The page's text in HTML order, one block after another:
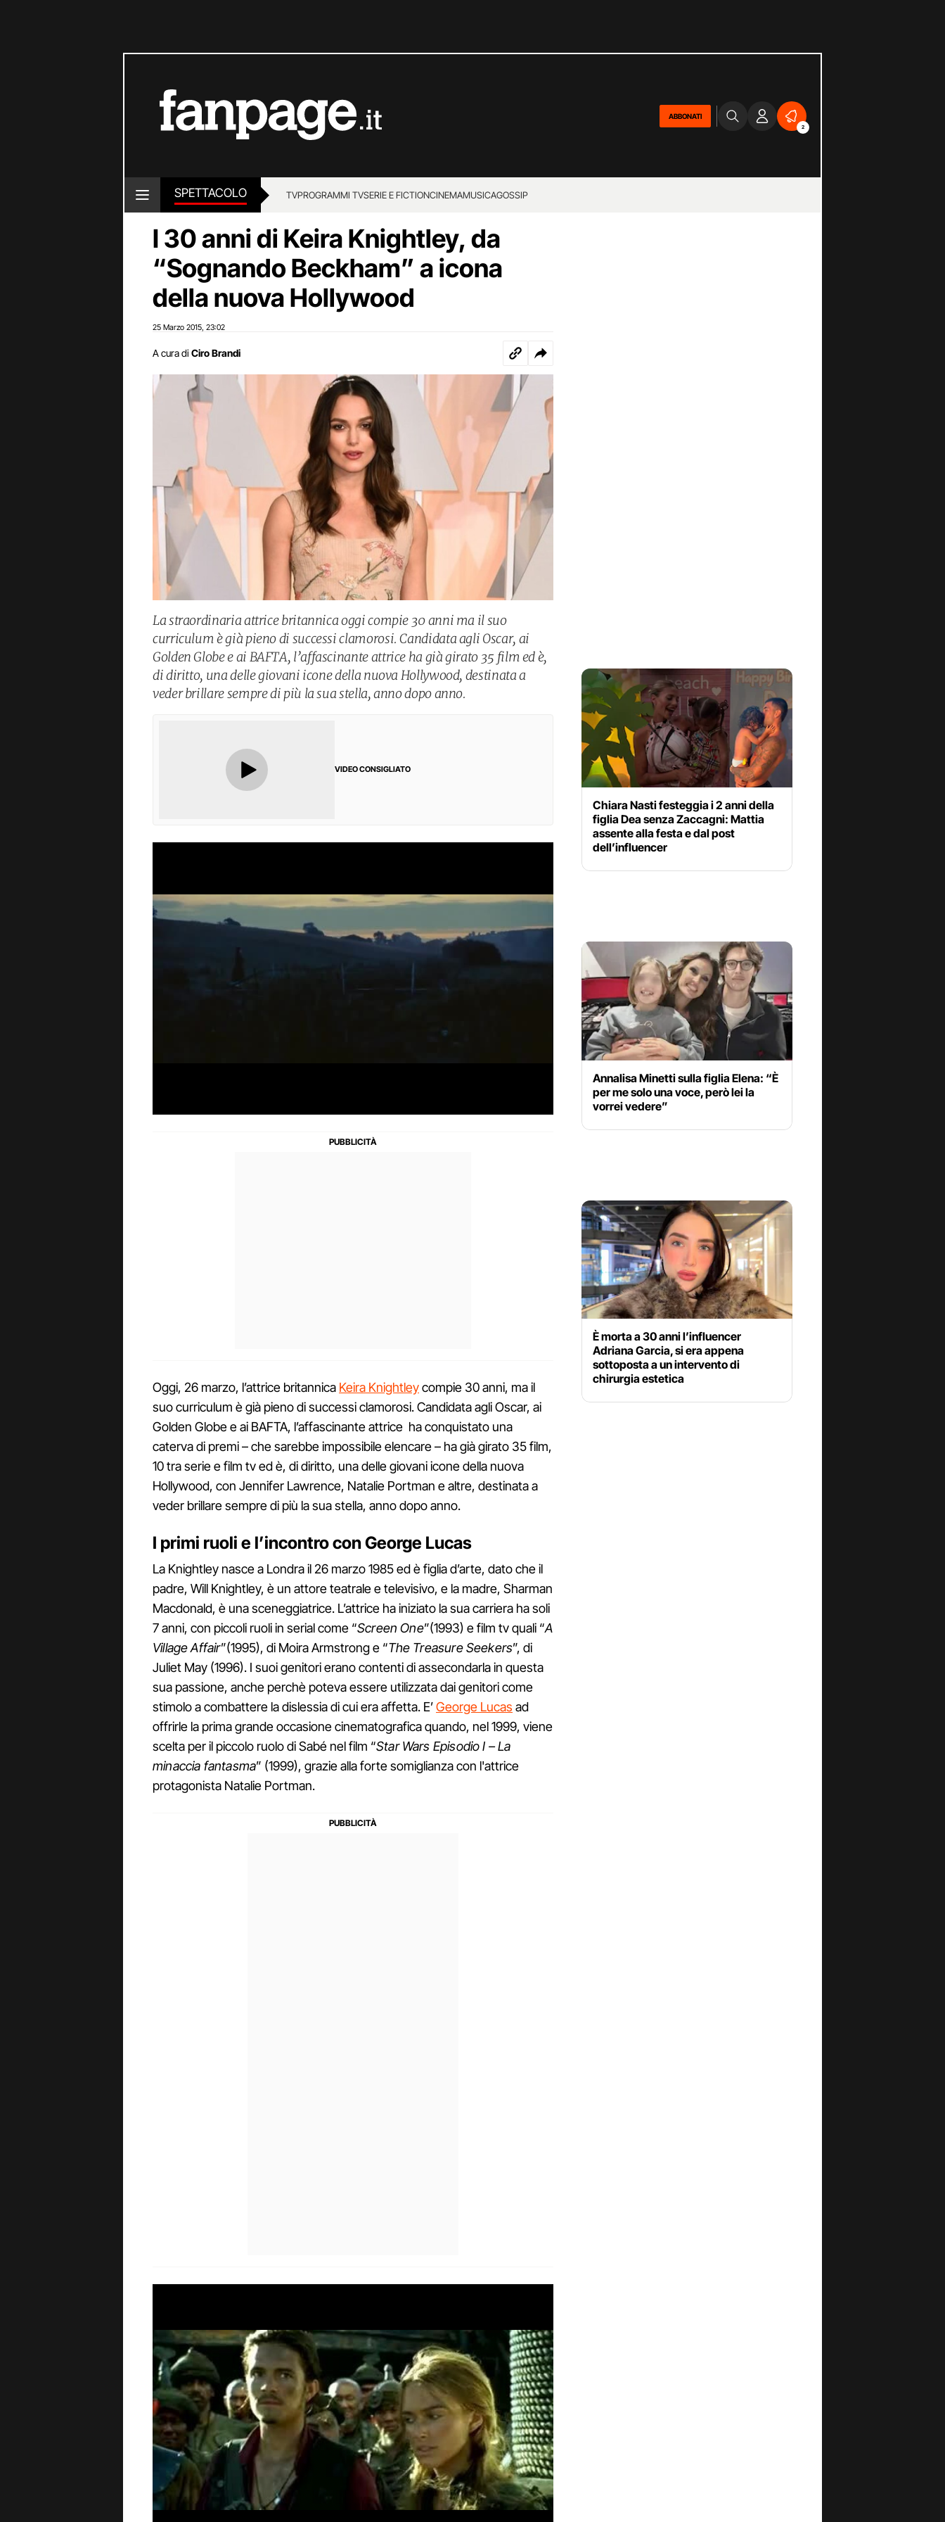
ABBONATI
2
SPETTACOLO TVPROGRAMMI TVSERIE E FICTIONCINEMAMUSICAGOSSIP
I 30 anni di Keira Knightley, da
“Sognando Beckham” a icona
della nuova Hollywood
25 Marzo 2015 23:02
A cura di Ciro Brandi
La straordinaria attrice britannica oggi compie 30 anni ma il suo
curriculum è già pieno di successi clamorosi. Candidata agli Oscar, ai
Golden Globe e ai BAFTA, l’affascinante attrice ha già girato 35 film ed è,
di diritto, una delle giovani icone della nuova Hollywood, destinata a
veder brillare sempre di più la sua stella, anno dopo anno.
VIDEO CONSIGLIATO
Oggi, 26 marzo, l’attrice britannica Keira Knightleycompie 30 anni, ma il
suo curriculum è già pieno di successi clamorosi. Candidata agli Oscar, ai
Golden Globe e ai BAFTA, l’affascinante attrice ha conquistato una
caterva di premi – che sarebbe impossibile elencare – ha già girato 35 film,
10 tra serie e film tv ed è, di diritto, una delle giovani icone della nuova
Hollywood, con Jennifer Lawrence, Natalie Portman e altre, destinata a
veder brillare sempre di più la sua stella, anno dopo anno.
I primi ruoli e l’incontro con George Lucas
La Knightley nasce a Londra il 26 marzo 1985 ed è figlia d’arte, dato che il
padre, Will Knightley, è un attore teatrale e televisivo, e la madre, Sharman
Macdonald, è una sceneggiatrice. L’attrice ha iniziato la sua carriera ha soli
7 anni, con piccoli ruoli in serial come “Screen One”(1993) e film tv quali “A
Village Affair”(1995), di Moira Armstrong e “The Treasure Seekers”, di
Juliet May (1996). I suoi genitori erano contenti di assecondarla in questa
sua passione, anche perchè poteva essere utilizzata dai genitori come
stimolo a combattere la dislessia di cui era affetta. E’George Lucas ad
offrirle la prima grande occasione cinematografica quando, nel 1999, viene
scelta per il piccolo ruolo di Sabé nel film “Star Wars Episodio I – La
minaccia fantasma” (1999), grazie alla forte somiglianza con l'attrice
protagonista Natalie Portman.
Chiara Nasti festeggia i 2 anni della
figlia Dea senza Zaccagni: Mattia
assente alla festa e dal post
dell’influencer
Annalisa Minetti sulla figlia Elena: “È
per me solo una voce, però lei la
vorrei vedere”
È morta a 30 anni l’influencer
Adriana Garcia, si era appena
sottoposta a un intervento di
chirurgia estetica